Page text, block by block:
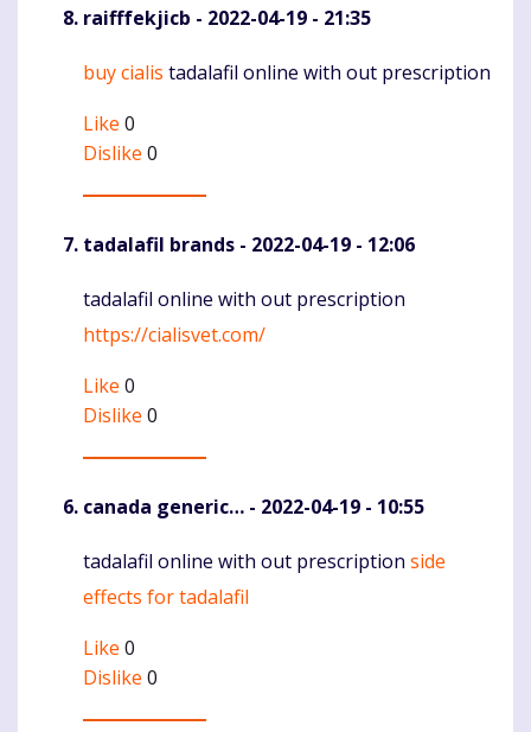
raifffekjicb - 2022-04-19 - 21:35
Komentaras
buy cialis tadalafil online with out prescription
Like 0
Dislike 0
tadalafil brands - 2022-04-19 - 12:06
Komentaras
tadalafil online with out prescription
https://cialisvet.com/
Like 0
Dislike 0
canada generic… - 2022-04-19 - 10:55
Komentaras
tadalafil online with out prescription side
effects for tadalafil
Like 0
Dislike 0